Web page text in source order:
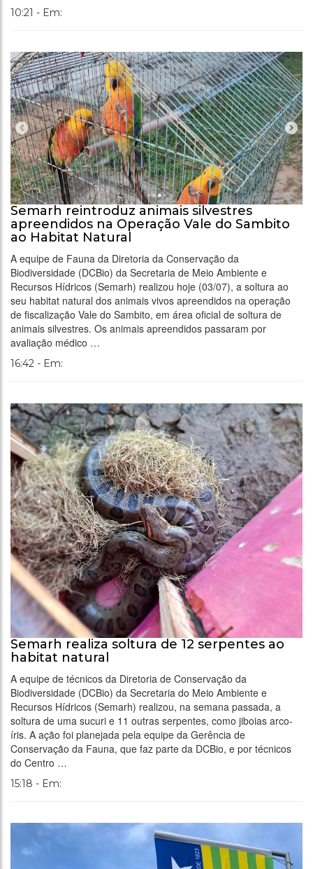
10:21 - Em:
Semarh reintroduz animais silvestres
apreendidos na Operação Vale do Sambito
ao Habitat Natural
A equipe de Fauna da Diretoria da Conservação da
Biodiversidade (DCBio) da Secretaria de Meio Ambiente e
Recursos Hídricos (Semarh) realizou hoje (03/07), a soltura ao
seu habitat natural dos animais vivos apreendidos na operação
de fiscalização Vale do Sambito, em área oficial de soltura de
animais silvestres. Os animais apreendidos passaram por
avaliação médico …
16:42 - Em:
Semarh realiza soltura de 12 serpentes ao
habitat natural
A equipe de técnicos da Diretoria de Conservação da
Biodiversidade (DCBio) da Secretaria do Meio Ambiente e
Recursos Hídricos (Semarh) realizou, na semana passada, a
soltura de uma sucuri e 11 outras serpentes, como jiboias arco-
íris. A ação foi planejada pela equipe da Gerência de
Conservação da Fauna, que faz parte da DCBio, e por técnicos
do Centro …
15:18 - Em: